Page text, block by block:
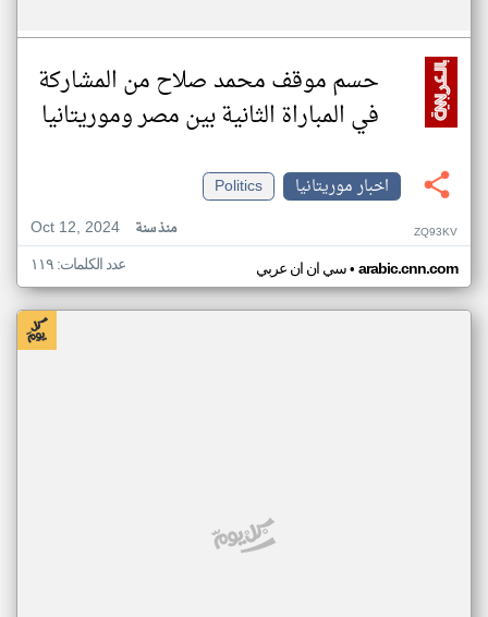
حسم موقف محمد صلاح من المشاركة
في المباراة الثانية بين مصر وموريتانيا
اخبار موريتانيا
Politics
Oct 12, 2024
منذ سنة ZQ93KV
سي ان ان عربي• arabic.cnn.com عدد الكلمات: ١١٩